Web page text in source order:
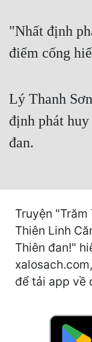
Hài Hước
Hệ Thống
Khoa Huyễn
Khoa Huyễn Không
Kỳ Ảo
Linh Dị
Làm Giàu
"Nhất định
điểm cống
Lý Thanh
định phát
đan.
Truyện "Trăm
Thiên Linh
Thiên đan!"
để tải app về